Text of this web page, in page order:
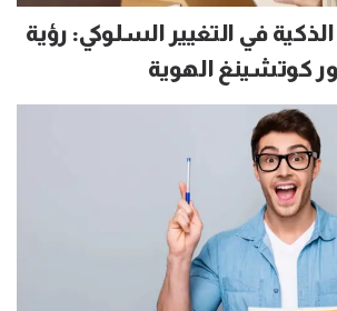
في التغيير السلوكي: رؤية
كوتشينغ الهوية